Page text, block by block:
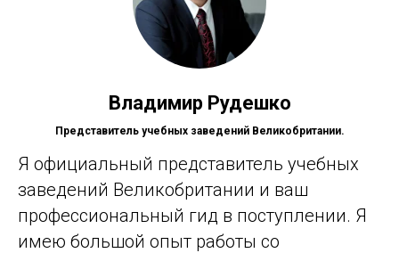
Владимир Рудешко
Представитель учебных заведений Великобритании.
Я официальный представитель учебных
заведений Великобритании и ваш
профессиональный гид в поступлении. Я
имею большой опыт работы со